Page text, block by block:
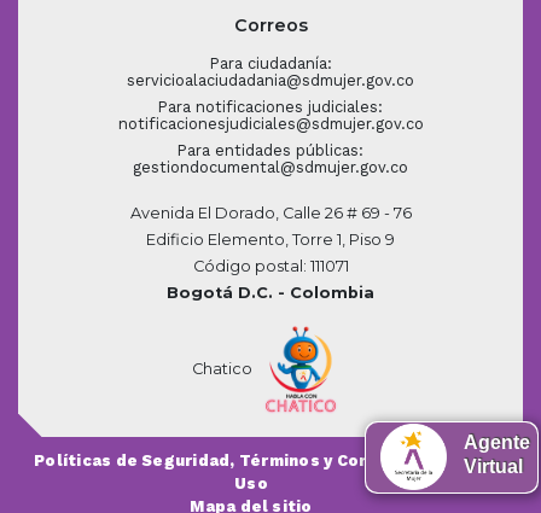
Correos
Para ciudadanía:
servicioalaciudadania@sdmujer.gov.co
Para notificaciones judiciales:
notificacionesjudiciales@sdmujer.gov.co
Para entidades públicas:
gestiondocumental@sdmujer.gov.co
Avenida El Dorado, Calle 26 # 69 - 76
Edificio Elemento, Torre 1, Piso 9
Código postal: 111071
Bogotá D.C. - Colombia
Chatico
Políticas de Seguridad, Términos y Condiciones de
Uso
Mapa del sitio
Agente
Virtual